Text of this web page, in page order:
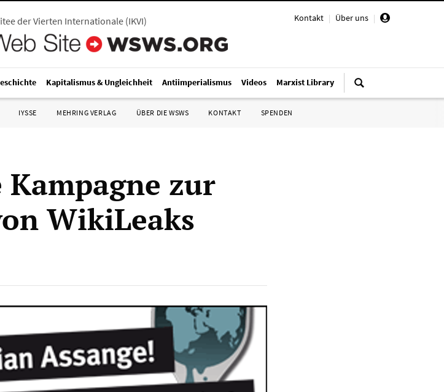
Kontakt | Über uns |
der Vierten Internationale(IKVI)
Kapitalismus & Ungleichheit Antiimperialismus Videos Marxist Library
IYSSE MEHRING VERLAG ÜBER DIE WSWS KONTAKT SPENDEN
zur
WikiLeaks